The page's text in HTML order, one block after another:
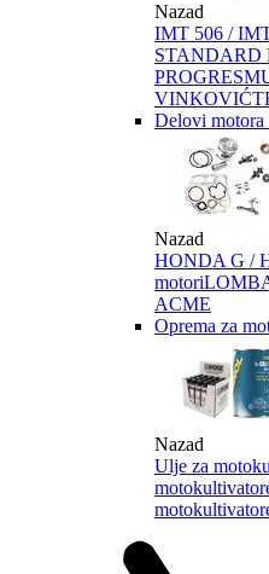
Nazad
IMT 506 /
STANDARD
PROGRES
VINKOVIĆ
Delovi motora
Nazad
HONDA G /
motori
ACME
Oprema za
Nazad
Ulje za